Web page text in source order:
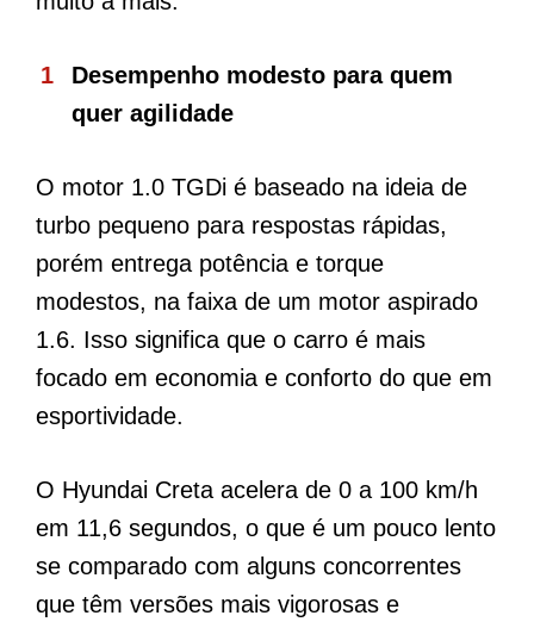
Desempenho modesto para quem
quer agilidade
O motor 1.0 TGDi é baseado na ideia de
turbo pequeno para respostas rápidas,
porém entrega potência e torque
modestos, na faixa de um motor aspirado
1.6. Isso significa que o carro é mais
focado em economia e conforto do que em
esportividade.
O Hyundai Creta acelera de 0 a 100 km/h
em 11,6 segundos, o que é um pouco lento
se comparado com alguns concorrentes
que têm versões mais vigorosas e